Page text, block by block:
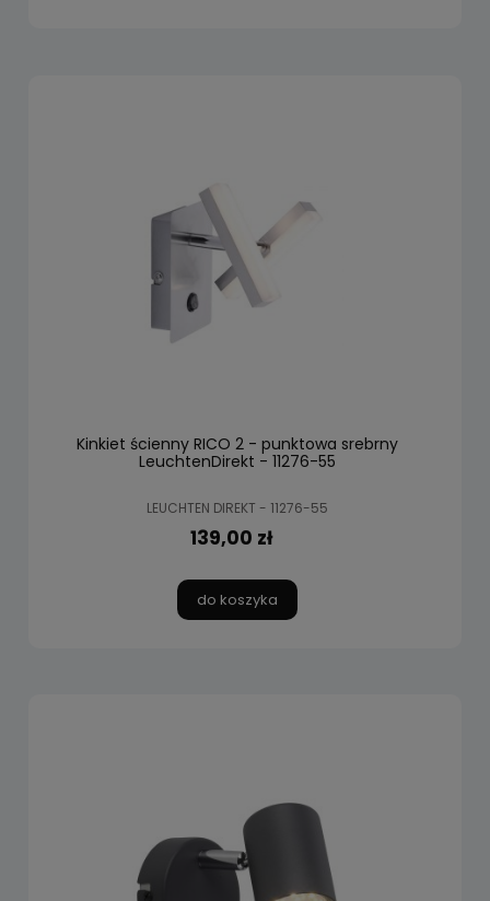
Kinkiet ścienny RICO 2 - punktowa srebrny
LeuchtenDirekt - 11276-55
LEUCHTEN DIREKT - 11276-55
139,00 zł
do koszyka